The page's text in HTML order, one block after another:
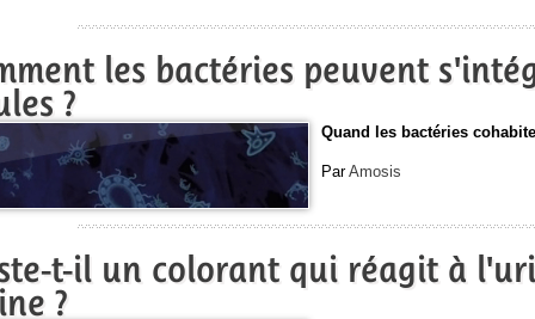
les bactéries peuvent
?
Quand les bactéries
ParAmosis
t-il un colorant qui réagit à
?